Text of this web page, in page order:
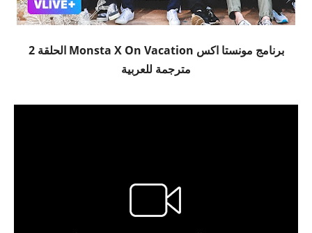
برنامج مونستا اكس Monsta X On Vacation الحلقة 2
مترجمة للعربية